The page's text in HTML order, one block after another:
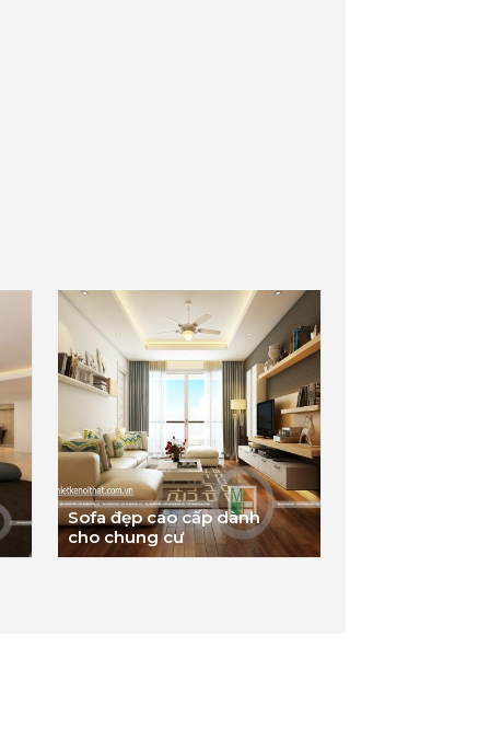
Sofa đẹp cao cấp dành
cho chung cư